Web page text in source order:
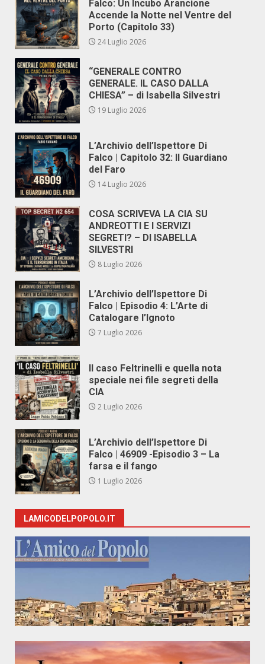
Falco: Un Incubo Arancione
Accende la Notte nel Ventre del
Porto (Capitolo 33)
24 Luglio 2026
“GENERALE CONTRO
GENERALE. IL CASO DALLA
CHIESA” – di Isabella Silvestri
19 Luglio 2026
L’Archivio dell’Ispettore Di
Falco | Capitolo 32: Il Guardiano
del Faro
14 Luglio 2026
COSA SCRIVEVA LA CIA SU
ANDREOTTI E I SERVIZI
SEGRETI? – DI ISABELLA
SILVESTRI
8 Luglio 2026
L’Archivio dell’Ispettore Di
Falco | Episodio 4: L’Arte di
Catalogare l’Ignoto
7 Luglio 2026
Il caso Feltrinelli e quella nota
speciale nei file segreti della
CIA
2 Luglio 2026
L’Archivio dell’Ispettore Di
Falco | 46909 -Episodio 3 – La
farsa e il fango
1 Luglio 2026
LAMICODELPOPOLO.IT